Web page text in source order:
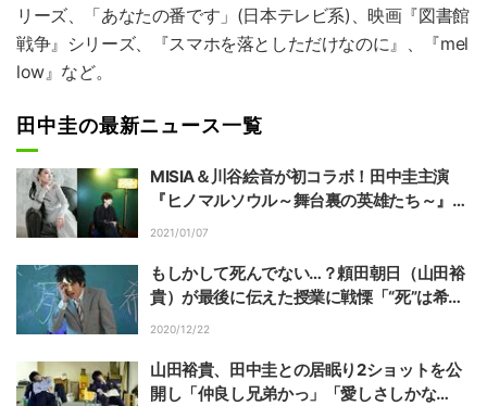
リーズ、「あなたの番です」(日本テレビ系)、映画『図書館
戦争』シリーズ、『スマホを落としただけなのに』、『mel
low』など。
田中圭の最新ニュース一覧
MISIA＆川谷絵音が初コラボ！田中圭主演
『ヒノマルソウル～舞台裏の英雄たち～』の
主題歌に
2021/01/07
もしかして死んでない…？頼田朝日（山田裕
貴）が最後に伝えた授業に戦慄「“死”は希
望」『先生を消す方程式。』フライングドラ
2020/12/22
山田裕貴、田中圭との居眠り2ショットを公
開し「仲良し兄弟かっ」「愛しさしかな